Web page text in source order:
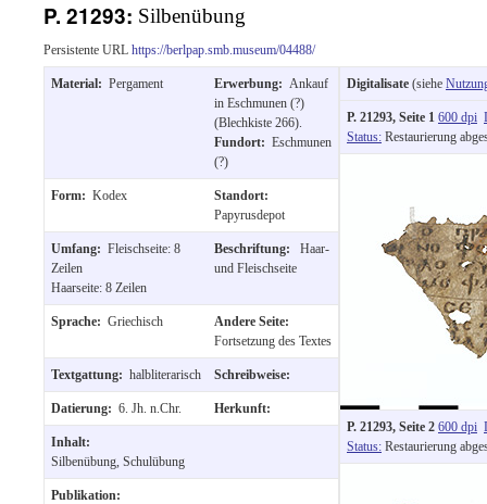
springen
P. 21293: Silbenübung
Persistente URL https://berlpap.smb.museum/04488/
Material: Pergament Erwerbung: Ankauf
in Eschmunen (?)
(Blechkiste 266).
Fundort: Eschmunen
(?)
Form: Kodex
Standort:
Papyrusdepot
Umfang: Fleischseite: 8
Zeilen
Haarseite: 8 Zeilen
Beschriftung:
Haar-
und Fleischseite
Sprache: Griechisch
Andere Seite:
Fortsetzung des Textes
Textgattung: halbliterarisch Schreibweise:
Datierung: 6. Jh. n.Chr. Herkunft:
Inhalt:
Silbenübung, Schulübung
Publikation:
Digitalisate (siehe
P. 21293, Seite 1 600 dpi
Status: Restaurierung
P. 21293, Seite 2 600 dpi
Status: Restaurierung